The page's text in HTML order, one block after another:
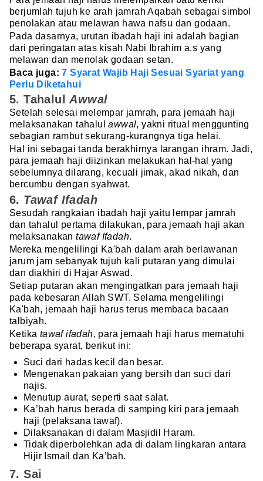
berjumlah tujuh ke arah jamrah Aqabah sebagai simbol
penolakan atau melawan hawa nafsu dan godaan.
Pada dasarnya, urutan ibadah haji ini adalah bagian
dari peringatan atas kisah Nabi Ibrahim a.s yang
melawan dan menolak godaan setan.
Baca juga:7 Syarat Wajib Haji Sesuai Syariat yang
Perlu Diketahui
5. TahalulAwwal
Setelah selesai melempar jamrah, para jemaah haji
melaksanakan tahalulawwal, yakni ritual menggunting
sebagian rambut sekurang-kurangnya tiga helai.
Hal ini sebagai tanda berakhirnya larangan ihram. Jadi,
para jemaah haji diizinkan melakukan hal-hal yang
sebelumnya dilarang, kecuali jimak, akad nikah, dan
bercumbu dengan syahwat.
6. Tawaf Ifadah
Sesudah rangkaian ibadah haji yaitu lempar jamrah
dan tahalul pertama dilakukan, para jemaah haji akan
melaksanakan tawaf Ifadah.
Mereka mengelilingi Ka'bah dalam arah berlawanan
jarum jam sebanyak tujuh kali putaran yang dimulai
dan diakhiri di Hajar Aswad.
Setiap putaran akan mengingatkan para jemaah haji
pada kebesaran Allah SWT. Selama mengelilingi
Ka'bah, jemaah haji harus terus membaca bacaan
talbiyah.
Ketika tawaf ifadah, para jemaah haji harus mematuhi
beberapa syarat, berikut ini:
Suci dari hadas kecil dan besar.
Mengenakan pakaian yang bersih dan suci dari
najis.
Menutup aurat, seperti saat salat.
Ka’bah harus berada di samping kiri para jemaah
haji (pelaksana tawaf).
Dilaksanakan di dalam Masjidil Haram.
Tidak diperbolehkan ada di dalam lingkaran antara
Hijir Ismail dan Ka’bah.
7. Sai